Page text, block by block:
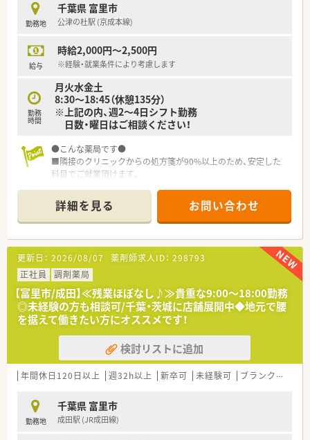
勤務地
千葉県 富里市
公津の杜駅 (京成本線)
給与
時給2,000円～2,500円
※経験・就業条件により考慮します
勤務
時間
月火水金土
8:30～18:45（休憩135分）
※上記の内、週2～4日シフト勤務
日数・曜日はご相談ください！
●こんな薬局です●
■隣接のクリニックからの処方箋が90%以上のため、安定した
科目でご就業頂けます。
詳細を見る お問い合わせ
更新日： 2026/08/07 薬剤師求人ID： 298793
正社員
調剤薬局
【富里市/成田】≪残業ほぼなし♪≫貴重な9:00～18:00勤務
◎未経験の方も相談可/千葉・茨城に店舗展開中◆地元で腰
を据えて働きたい方にオススメです！
検討リストに追加
年間休日120日以上 週32h以上 新卒可 未経験可 ブランク可
勤務地
千葉県 富里市
成田駅 (JR成田線)